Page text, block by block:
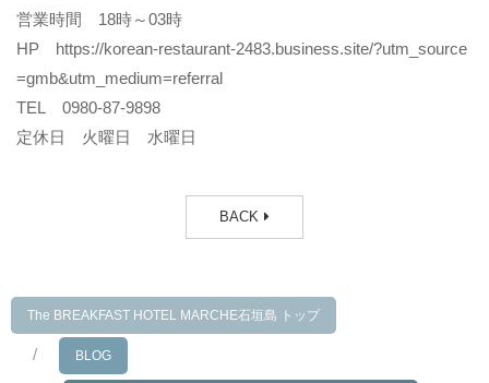
営業時間 18時～03時
HP https://korean-restaurant-2483.business.site/?utm_source
=gmb&utm_medium=referral
TEL 0980-87-9898
定休日 火曜日 水曜日
BACK
The BREAKFAST HOTEL MARCHE石垣島 トップ
BLOG